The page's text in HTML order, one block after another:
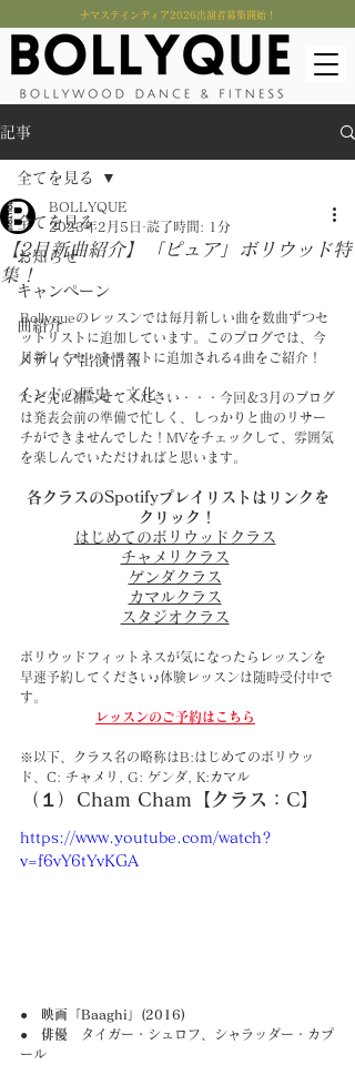
​ナマステインディア2026出演者募集開始！
記事
全てを見る
お知らせ
キャンペーン
曲紹介
メディア出演情報
インドの歴史・文化
全てを見る
【2月新曲紹介】「ピュア」ボリウッド特
集！
BOLLYQUE
2023年2月5日
読了時間: 1分
Bollyqueのレッスンでは毎月新しい曲を数曲ずつセ
ットリストに追加しています。このブログでは、今
月新しくセットリストに追加される4曲をご紹介！
ただ先に謝らせてください・・・今回＆3月のブログ
は発表会前の準備で忙しく、しっかりと曲のリサー
チができませんでした！MVをチェックして、雰囲気
を楽しんでいただければと思います。
各クラスのSpotifyプレイリストはリンクを
クリック！
はじめてのボリウッドクラス
チャメリクラス
ゲンダクラス
カマルクラス
スタジオクラス
ボリウッドフィットネスが気になったらレッスンを
早速予約してください♪体験レッスンは随時受付中で
す。
レッスンのご予約はこちら
※以下、クラス名の略称はB:はじめてのボリウッ
ド、C: チャメリ, G: ゲンダ, K:カマル
（１）Cham Cham【クラス：C】
https://www.youtube.com/watch?
v=f6vY6tYvKGA
●　映画「Baaghi」(2016)
●　俳優 タイガー・シュロフ、シャラッダー・カプ
ール